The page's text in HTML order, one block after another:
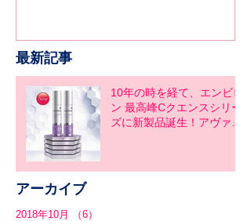
最新記事
10年の時を経て、エンビロ
ン 最高峰Cクエンスシリー
ズに新製品誕生！アヴァン
アーカイブ
2018年10月 （6）